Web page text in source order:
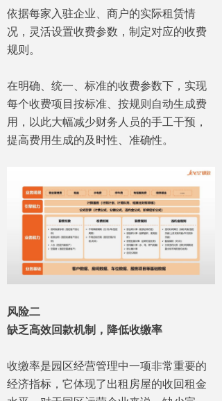
依据每家入驻企业、商户的实际租赁情
况，灵活设置收费参数，制定对应的收费
规则。
在明确、统一、标准的收费参数下，实现
每个收费项目按标准、按规则自动生成费
用，以此大幅减少财务人员的手工干预，
提高费用生成的及时性、准确性。
风险二
缺乏高效回款机制，降低收缴率
收缴率是园区经营管理中一项非常重要的
经济指标，它体现了出租房屋的收回租金